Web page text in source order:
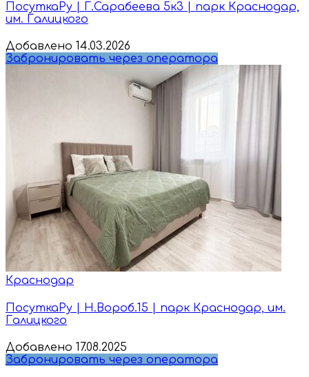
ПосуткаРу | Г.Сарабеева 5к3 | парк Краснодар,
им. Галицкого
Добавлено 14.03.2026
Забронировать через оператора
Краснодар
ПосуткаРу | Н.Вороб.15 | парк Краснодар, им.
Галицкого
Добавлено 17.08.2025
Забронировать через оператора